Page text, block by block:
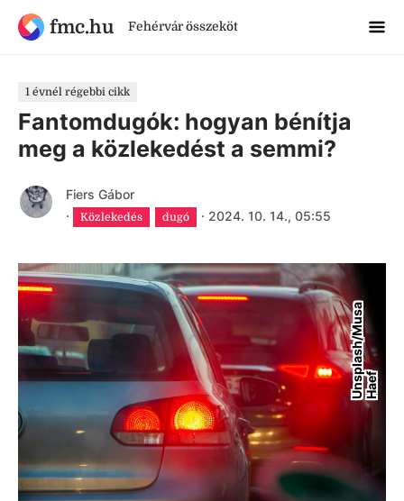
fmc.hu Fehérvár összeköt
1 évnél régebbi cikk
Fantomdugók: hogyan bénítja
meg a közlekedést a semmi?
Fiers Gábor
·
Közlekedés dugó · 2024. 10. 14., 05:55
U
n
s
p
l
a
s
h
/
M
u
s
a
H
a
ef